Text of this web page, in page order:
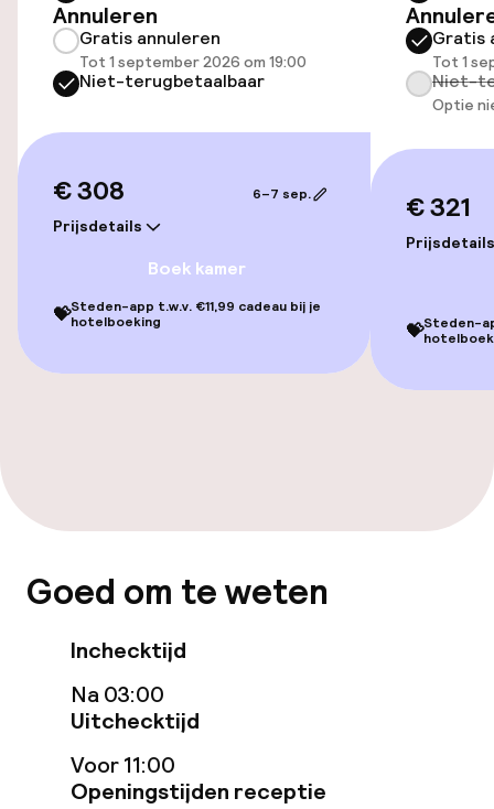
Toegankelijkheid
Overal rolstoeltoegankelijk
Lift
Voor toegankelijkheid
geoptimaliseerde kamers beschikbaar
Voor toegankelijkheid
geoptimaliseerde kamers beschikbaar
Gratis wifi
TV lounge
Eet- en drinkgelegenheden
Restaurant
Annuleren
Gratis annuleren
Tot 1 september 2026 om 19:00
Niet-terugbetaalbaar
€ 308
Prijsdetails
6–7 sep.
Boek kamer
💝Steden-app t.w.v. €11,99 cadeau bij je
hotelboeking
Gratis
Tot 1
Niet-
Optie
€ 321
Prijsdetails
💝Steden-
Goed om te weten
Inchecktijd
Na 03:00
Uitchecktijd
Voor 11:00
Openingstijden receptie